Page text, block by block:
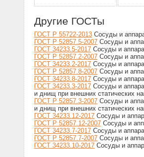
Другие ГОСТы
ГОСТ Р 55722-2013 Сосуды и
ГОСТ Р 52857.5-2007 Сосуды и
ГОСТ 34233.5-2017 Сосуды и
ГОСТ Р 52857.2-2007 Сосуды и
ГОСТ 34233.2-2017 Сосуды и
ГОСТ Р 52857.8-2007 Сосуды и
ГОСТ 34233.8-2017 Сосуды и
ГОСТ 34233.3-2017 Сосуды и
и днищ при внешних статических
ГОСТ Р 52857.3-2007 Сосуды и
и днищ при внешних статических
ГОСТ 34233.12-2017 Сосуды и
ГОСТ Р 52857.12-2007 Сосуды и
ГОСТ 34233.7-2017 Сосуды и
ГОСТ Р 52857.7-2007 Сосуды и
ГОСТ 34233.10-2017 Сосуды и